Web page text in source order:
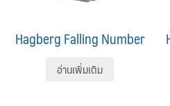
Hagberg Falling Number
อ่านเพิ่มเติม